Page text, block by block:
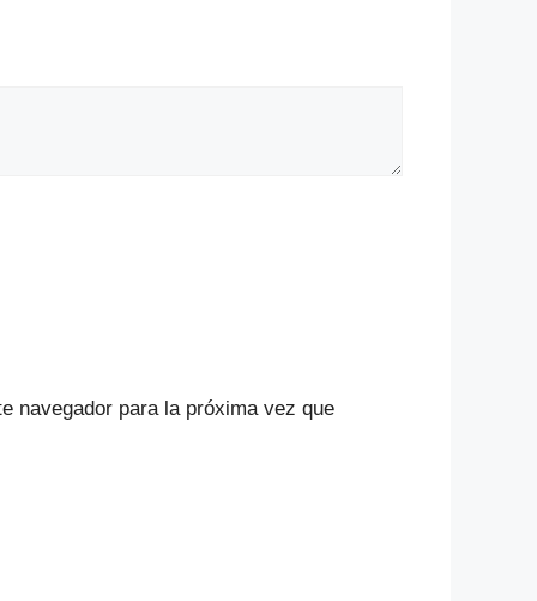
navegador para la próxima vez que